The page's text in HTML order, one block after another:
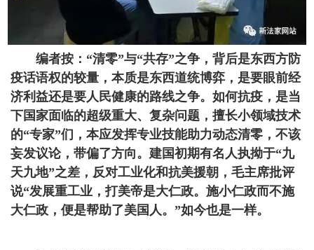
编者按：“清零”与“共存”之争，背后是东西方防
疫话语权的较量，本质是东西道统博弈，是要眼前经
济利益还是要人民健康的路线之争。如何抗疫，是当
下国家面临的超级重大、复杂问题，擅长小领域技术
的“专家”们，本应发挥专业技能助力动态清零，不该
妄发议论，带偏了方向。建国初期有名人执拗于“九
天九地”之差，反对工业化和抗美援朝，毛主席批评
说“发展重工业，打美帝是大仁政。施小仁政而不施
大仁政，便是帮助了美国人。”如今也是一样。